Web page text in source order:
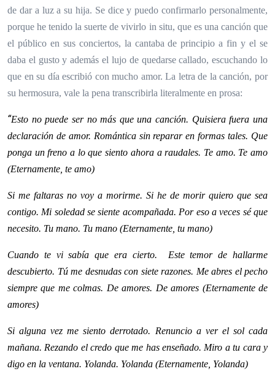
de dar a luz a su hija. Se dice y puedo confirmarlo personalmente,
porque he tenido la suerte de vivirlo in situ, que es una canción que
el público en sus conciertos, la cantaba de principio a fin y el se
daba el gusto y además el lujo de quedarse callado, escuchando lo
que en su día escribió con mucho amor. La letra de la canción, por
su hermosura, vale la pena transcribirla literalmente en prosa:
“Esto no puede ser no más que una canción. Quisiera fuera una
declaración de amor. Romántica sin reparar en formas tales. Que
ponga un freno a lo que siento ahora a raudales. Te amo. Te amo
(Eternamente, te amo)
Si me faltaras no voy a morirme. Si he de morir quiero que sea
contigo. Mi soledad se siente acompañada. Por eso a veces sé que
necesito. Tu mano. Tu mano (Eternamente, tu mano)
Cuando te vi sabía que era cierto. Este temor de hallarme
descubierto. Tú me desnudas con siete razones. Me abres el pecho
siempre que me colmas. De amores. De amores (Eternamente de
amores)
Si alguna vez me siento derrotado. Renuncio a ver el sol cada
mañana. Rezando el credo que me has enseñado. Miro a tu cara y
digo en la ventana. Yolanda. Yolanda (Eternamente, Yolanda)